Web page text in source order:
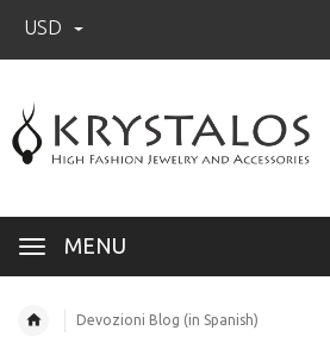
USD
MENU
Devozioni Blog (in Spanish)